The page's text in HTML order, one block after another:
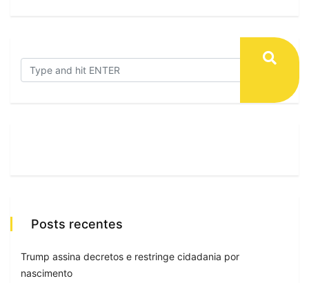
Posts recentes
Trump assina decretos e restringe cidadania por
nascimento